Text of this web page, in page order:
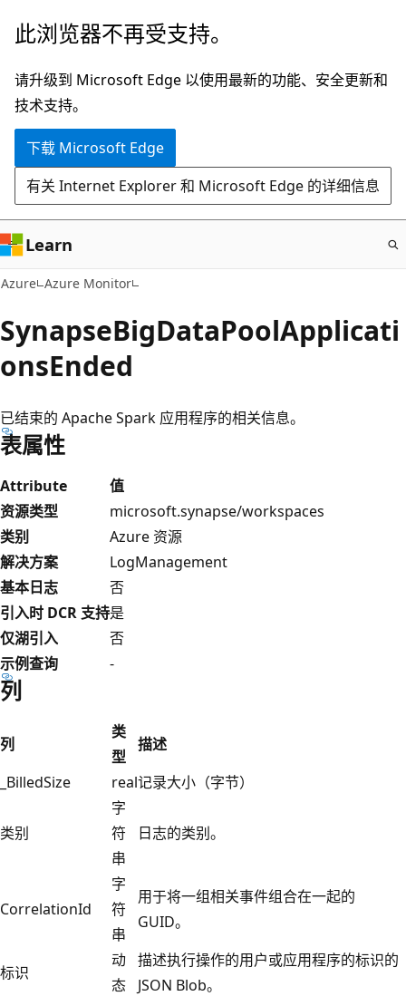
跳
主
要
内
此浏览器不再受支持。
请升级到 Microsoft Edge 以使用最新的功能、安全更新和
技术支持。
下载 Microsoft Edge
有关 Internet Explorer 和 Microsoft Edge 的详细信息
Learn
Azure Azure Monitor
SynapseBigDataPoolApplicati
onsEnded
已结束的 Apache Spark 应用程序的相关信息。
表属性
Attribute
值
资源类型
microsoft.synapse/workspaces
类别
Azure 资源
解决方案
LogManagement
基本日志
否
引入时 DCR 支持是
仅湖引入
否
示例查询
-
列
列
类
型
描述
_BilledSize
real记录大小（字节）
类别
字
符
串
日志的类别。
CorrelationId
字
符
串
用于将一组相关事件组合在一起的
GUID。
标识
动
态
描述执行操作的用户或应用程序的标识的
JSON Blob。